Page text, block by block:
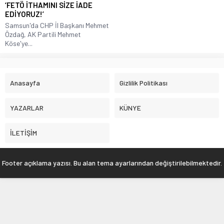
‘FETÖ İTHAMINI SİZE İADE
EDİYORUZ!’
Samsun'da CHP İl Başkanı Mehmet
Özdağ, AK Partili Mehmet
Köse'ye...
Anasayfa Gizlilik Politikası
YAZARLAR KÜNYE
İLETİŞİM
Footer açıklama yazısı. Bu alan tema ayarlarından değiştirilebilmektedir.